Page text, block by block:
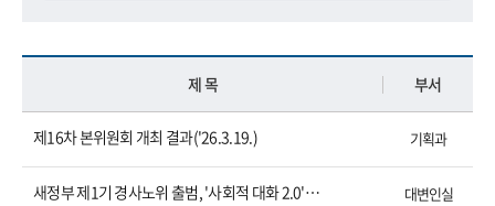
제 목 부서
제16차 본위원회 개최 결과('26.3.19.) 기획과
새정부 제1기 경사노위 출범, '사회적 대화 2.0' 시대 연다 대변인실